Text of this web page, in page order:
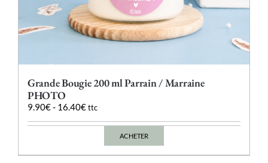
Grande Bougie 200 ml Parrain / Marraine
PHOTO
9.90€- 16.40€ ttc
ACHETER
Ce